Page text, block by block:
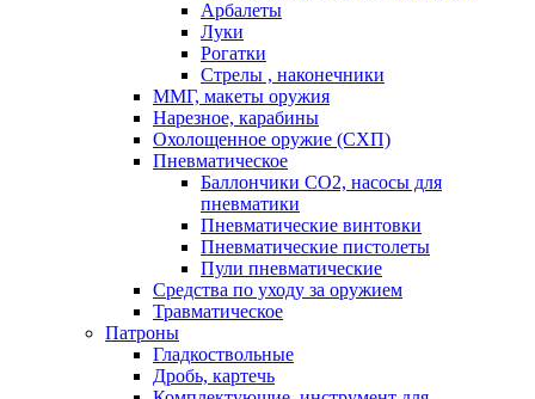
Арбалеты
Луки
Рогатки
Стрелы , наконечники
ММГ, макеты оружия
Нарезное, карабины
Охолощенное оружие (СХП)
Пневматическое
Баллончики СО2, насосы для
пневматики
Пневматические винтовки
Пневматические пистолеты
Пули пневматические
Средства по уходу за оружием
Травматическое
Патроны
Гладкоствольные
Дробь, картечь